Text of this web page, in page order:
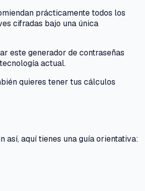
prácticamente todos los
cifradas bajo una única
este generador de contraseñas
actual.
quieres tener tus cálculos
así, aquí tienes una guía orientativa: